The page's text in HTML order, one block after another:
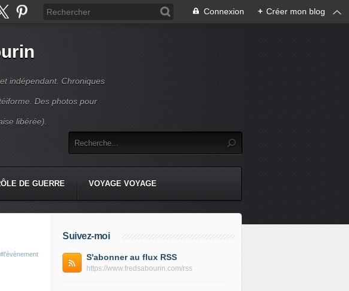
Connexion + Créer mon blog
indépendant. Chroniques
Des photos pour
libérée).
DE GUERRE VOYAGE VOYAGE
#l'évènement
Suivez-moi
S'abonner au flux RSS
https://www.fredsabourin.com/rss